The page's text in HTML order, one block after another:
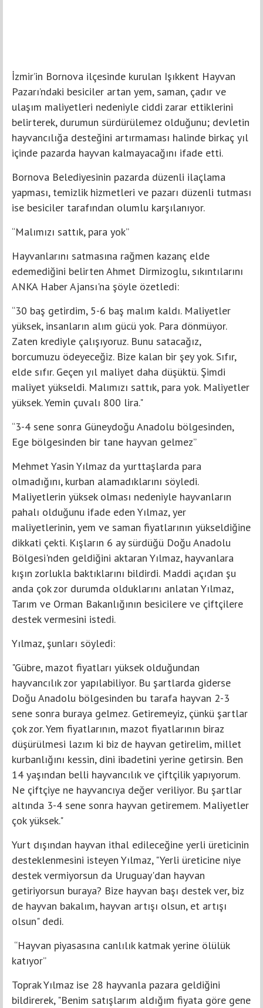
İzmir’in Bornova ilçesinde kurulan Işıkkent Hayvan
Pazarı’ndaki besiciler artan yem, saman, çadır ve
ulaşım maliyetleri nedeniyle ciddi zarar ettiklerini
belirterek, durumun sürdürülemez olduğunu; devletin
hayvancılığa desteğini artırmaması halinde birkaç yıl
içinde pazarda hayvan kalmayacağını ifade etti.
Bornova Belediyesinin pazarda düzenli ilaçlama
yapması, temizlik hizmetleri ve pazarı düzenli tutması
ise besiciler tarafından olumlu karşılanıyor.
“Malımızı sattık, para yok”
Hayvanlarını satmasına rağmen kazanç elde
edemediğini belirten Ahmet Dirmizoglu, sıkıntılarını
ANKA Haber Ajansı'na şöyle özetledi:
“30 baş getirdim, 5-6 baş malım kaldı. Maliyetler
yüksek, insanların alım gücü yok. Para dönmüyor.
Zaten krediyle çalışıyoruz. Bunu satacağız,
borcumuzu ödeyeceğiz. Bize kalan bir şey yok. Sıfır,
elde sıfır. Geçen yıl maliyet daha düşüktü. Şimdi
maliyet yükseldi. Malımızı sattık, para yok. Maliyetler
yüksek. Yemin çuvalı 800 lira."
“3-4 sene sonra Güneydoğu Anadolu bölgesinden,
Ege bölgesinden bir tane hayvan gelmez”
Mehmet Yasin Yılmaz da yurttaşlarda para
olmadığını, kurban alamadıklarını söyledi.
Maliyetlerin yüksek olması nedeniyle hayvanların
pahalı olduğunu ifade eden Yılmaz, yer
maliyetlerinin, yem ve saman fiyatlarının yükseldiğine
dikkati çekti. Kışların 6 ay sürdüğü Doğu Anadolu
Bölgesi'nden geldiğini aktaran Yılmaz, hayvanlara
kışın zorlukla baktıklarını bildirdi. Maddi açıdan şu
anda çok zor durumda olduklarını anlatan Yılmaz,
Tarım ve Orman Bakanlığının besicilere ve çiftçilere
destek vermesini istedi.
Yılmaz, şunları söyledi:
"Gübre, mazot fiyatları yüksek olduğundan
hayvancılık zor yapılabiliyor. Bu şartlarda giderse
Doğu Anadolu bölgesinden bu tarafa hayvan 2-3
sene sonra buraya gelmez. Getiremeyiz, çünkü şartlar
çok zor. Yem fiyatlarının, mazot fiyatlarının biraz
düşürülmesi lazım ki biz de hayvan getirelim, millet
kurbanlığını kessin, dini ibadetini yerine getirsin. Ben
14 yaşından belli hayvancılık ve çiftçilik yapıyorum.
Ne çiftçiye ne hayvancıya değer veriliyor. Bu şartlar
altında 3-4 sene sonra hayvan getiremem. Maliyetler
çok yüksek."
Yurt dışından hayvan ithal edileceğine yerli üreticinin
desteklenmesini isteyen Yılmaz, "Yerli üreticine niye
destek vermiyorsun da Uruguay'dan hayvan
getiriyorsun buraya? Bize hayvan başı destek ver, biz
de hayvan bakalım, hayvan artışı olsun, et artışı
olsun" dedi.
“Hayvan piyasasına canlılık katmak yerine ölülük
katıyor”
Toprak Yılmaz ise 28 hayvanla pazara geldiğini
bildirerek, "Benim satışlarım aldığım fiyata göre gene